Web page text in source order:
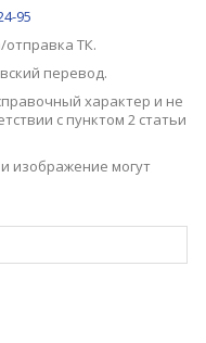
95
отправка ТК.
перевод.
характер и не
с пунктом 2 статьи
изображение могут